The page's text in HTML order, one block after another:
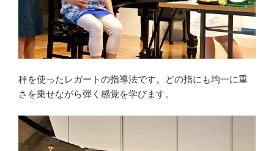
秤を使ったレガートの指導法です。どの指にも均一に重
さを乗せながら弾く感覚を学びます。